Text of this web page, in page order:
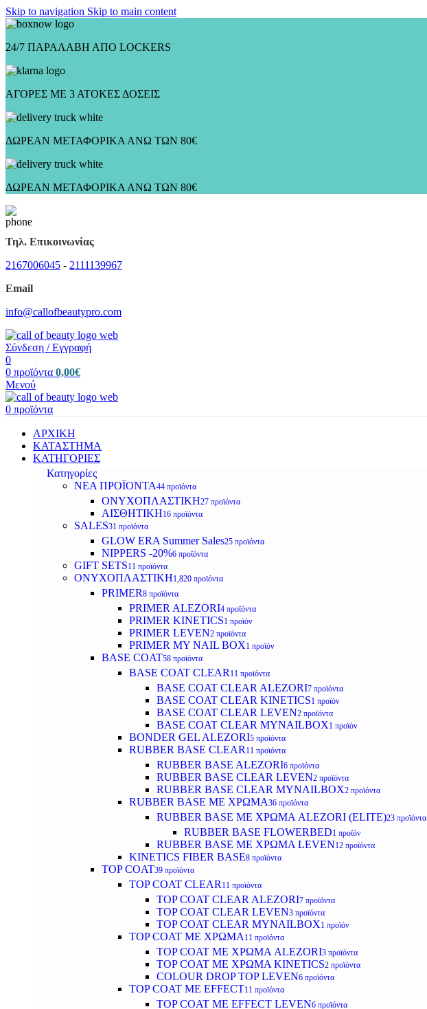
Skip to navigation Skip to main content
24/7 ΠΑΡΑΛΑΒΗ ΑΠΟ LOCKERS
ΑΓΟΡΕΣ ΜΕ 3 ΑΤΟΚΕΣ ΔΟΣΕΙΣ
ΔΩΡΕΑΝ ΜΕΤΑΦΟΡΙΚΑ ΑΝΩ ΤΩΝ 80€
ΔΩΡΕΑΝ ΜΕΤΑΦΟΡΙΚΑ ΑΝΩ ΤΩΝ 80€
Τηλ. Επικοινωνίας
2167006045 - 2111139967
Email
info@callofbeautypro.com
Σύνδεση / Εγγραφή
0
0 προϊόντα 0,00€
Μενού
0 προϊόντα
ΑΡΧΙΚΗ
ΚΑΤΑΣΤΗΜΑ
ΚΑΤΗΓΟΡΙΕΣ
Κατηγορίες
ΝΕΑ ΠΡΟΪΟΝΤΑ44 προϊόντα
ΟΝΥΧΟΠΛΑΣΤΙΚΗ27 προϊόντα
ΑΙΣΘΗΤΙΚΗ16 προϊόντα
SALES31 προϊόντα
GLOW ERA Summer Sales25 προϊόντα
NIPPERS -20%6 προϊόντα
GIFT SETS11 προϊόντα
ΟΝΥΧΟΠΛΑΣΤΙΚΗ1,820 προϊόντα
PRIMER8 προϊόντα
PRIMER ALEZORI4 προϊόντα
PRIMER KINETICS1 προϊόν
PRIMER LEVEN2 προϊόντα
PRIMER MY NAIL BOX1 προϊόν
BASE COAT58 προϊόντα
BASE COAT CLEAR 11 προϊόντα
BASE COAT CLEAR ALEZORI7 προϊόντα
BASE COAT CLEAR KINETICS1 προϊόν
BASE COAT CLEAR LEVEN2 προϊόντα
BASE COAT CLEAR MYNAILBOX1 προϊόν
BONDER GEL ALEZORI5 προϊόντα
RUBBER BASE CLEAR 11 προϊόντα
RUBBER BASE ALEZORI6 προϊόντα
RUBBER BASE CLEAR LEVEN2 προϊόντα
RUBBER BASE CLEAR MYNAILBOX2 προϊόντα
RUBBER BASE ΜΕ ΧΡΩΜΑ36 προϊόντα
RUBBER BASE ΜΕ ΧΡΩΜΑ ALEZORI (ELITE)23 προϊόντα
RUBBER BASE FLOWERBED1 προϊόν
RUBBER BASE ΜΕ ΧΡΩΜΑ LEVEN12 προϊόντα
KINETICS FIBER BASE8 προϊόντα
TOP COAT39 προϊόντα
TOP COAT CLEAR 11 προϊόντα
TOP COAT CLEAR ALEZORI7 προϊόντα
TOP COAT CLEAR LEVEN3 προϊόντα
TOP COAT CLEAR MYNAILBOX1 προϊόν
TOP COAT ΜΕ ΧΡΩΜΑ 11 προϊόντα
TOP COAT ΜΕ ΧΡΩΜΑ ALEZORI3 προϊόντα
TOP COAT ΜΕ ΧΡΩΜΑ KINETICS2 προϊόντα
COLOUR DROP TOP LEVEN6 προϊόντα
TOP COAT ΜΕ EFFECT11 προϊόντα
TOP COAT ME EFFECT LEVEN6 προϊόντα